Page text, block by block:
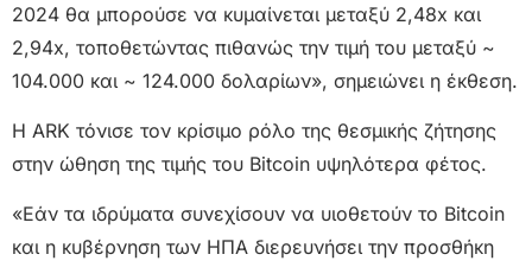
2024 θα μπορούσε να κυμαίνεται μεταξύ 2,48x και
2,94x, τοποθετώντας πιθανώς την τιμή του μεταξύ ~
104.000 και ~ 124.000 δολαρίων», σημειώνει η έκθεση.
Η ARK τόνισε τον κρίσιμο ρόλο της θεσμικής ζήτησης
στην ώθηση της τιμής του Bitcoin υψηλότερα φέτος.
«Εάν τα ιδρύματα συνεχίσουν να υιοθετούν το Bitcoin
και η κυβέρνηση των ΗΠΑ διερευνήσει την προσθήκη